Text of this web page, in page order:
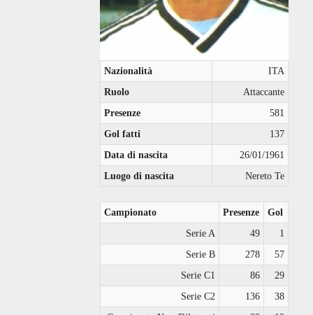
Nazionalità
ITA
Ruolo
Attaccante
Presenze
581
Gol fatti
137
Data di nascita
26/01/1961
Luogo di nascita
Nereto Te
Campionato Presenze
Gol
Serie A
49
1
Serie B
278
57
Serie C1
86
29
Serie C2
136
38